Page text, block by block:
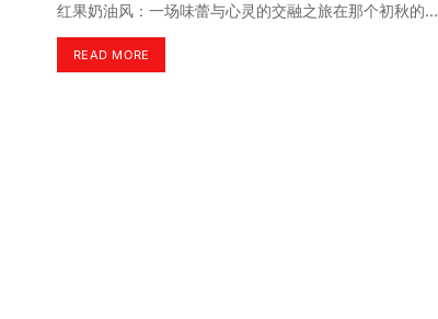
红果奶油风：一场味蕾与心灵的交融之旅在那个初秋的…
READ MORE